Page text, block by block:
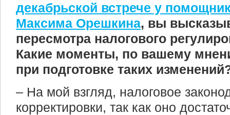
декабрьской встрече у
Максима Орешкина, вы
пересмотра налогового
Какие моменты, по вашему
при подготовке таких
– На мой взгляд, налоговое
корректировки, так как оно